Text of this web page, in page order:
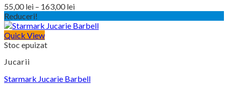
55,00lei – 163,00leiInterval
prețuri:
Reduceri!
Quick View
Stoc epuizat
Jucarii
Starmark Jucarie Barbell